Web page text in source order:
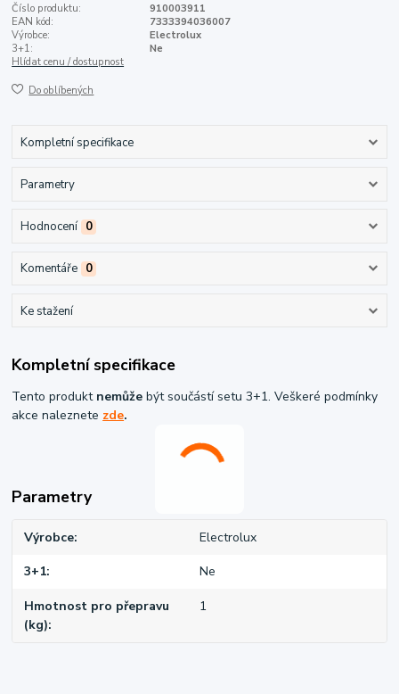
Číslo produktu:
910003911
EAN kód:
7333394036007
Výrobce:
Electrolux
3+1:
Ne
Hlídat cenu / dostupnost
Do oblíbených
Kompletní specifikace
Parametry
Hodnocení 0
Komentáře 0
Ke stažení
Kompletní specifikace
Tento produkt nemůže být součástí setu 3+1. Veškeré podmínky
akce naleznete zde.
Parametry
Výrobce Electrolux
3+1 Ne
Hmotnost pro přepravu
(kg)
1